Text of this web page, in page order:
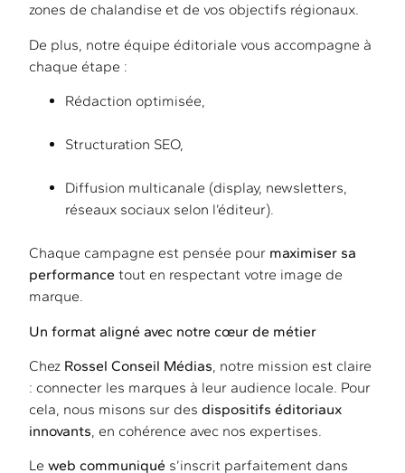
zones de chalandise et de vos objectifs régionaux.
De plus, notre équipe éditoriale vous accompagne à
chaque étape :
Rédaction optimisée,
Structuration SEO,
Diffusion multicanale (display, newsletters,
réseaux sociaux selon l’éditeur).
Chaque campagne est pensée pour maximiser sa
performance tout en respectant votre image de
marque.
Un format aligné avec notre cœur de métier
Chez Rossel Conseil Médias, notre mission est claire
: connecter les marques à leur audience locale. Pour
cela, nous misons sur des dispositifs éditoriaux
innovants, en cohérence avec nos expertises.
Le web communiqué s’inscrit parfaitement dans